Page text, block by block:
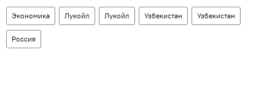
Экономика Лукойл Лукойл Узбекистан Узбекистан
Россия